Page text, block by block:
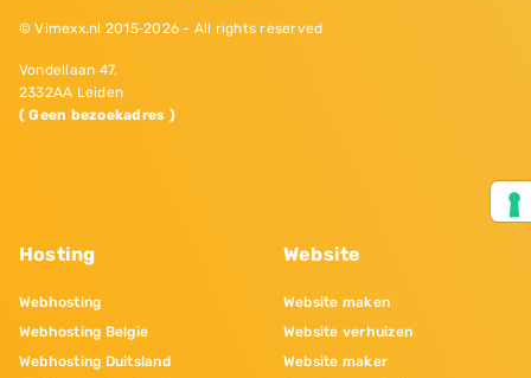
© Vimexx.nl 2015‐2026 - All rights reserved
Vondellaan 47,
2332AA Leiden
( Geen bezoekadres )
Hosting
Webhosting
Webhosting Belgie
Webhosting Duitsland
Website
Website maken
Website verhuizen
Website maker